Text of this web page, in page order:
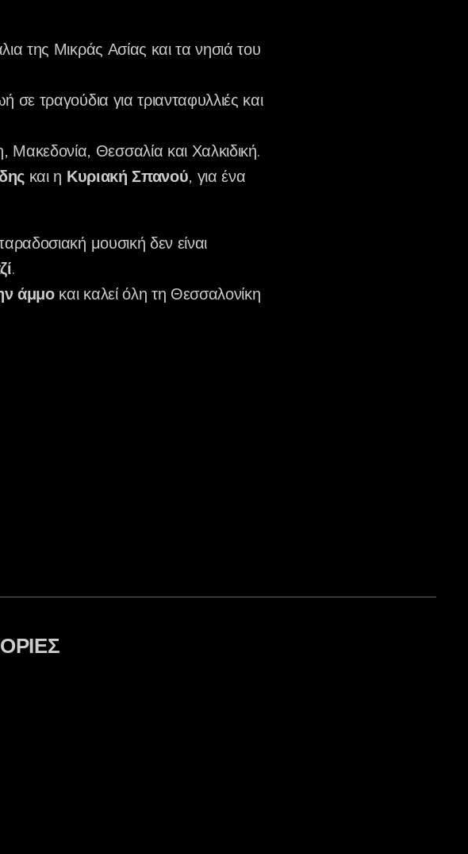
της Μικράς Ασίας και τα νησιά του
τραγούδια για τριανταφυλλιές και
Θεσσαλία και Χαλκιδική.
και η Κυριακή Σπανού, για ένα
μουσική δεν είναι
.
άμμοκαι καλεί όλη τη Θεσσαλονίκη